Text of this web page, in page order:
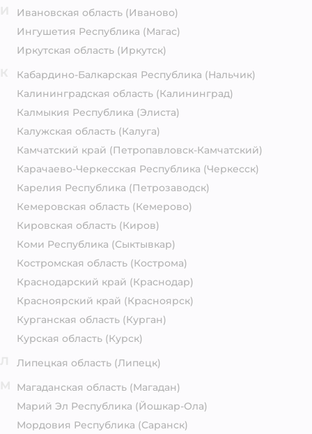
Ивановская область (Иваново)
Ингушетия Республика (Магас)
Иркутская область (Иркутск)
Кабардино-Балкарская Республика (Нальчик)
Калининградская область (Калининград)
Калмыкия Республика (Элиста)
Калужская область (Калуга)
Камчатский край (Петропавловск-Камчатский)
Карачаево-Черкесская Республика (Черкесск)
Карелия Республика (Петрозаводск)
Кемеровская область (Кемерово)
Кировская область (Киров)
Коми Республика (Сыктывкар)
Костромская область (Кострома)
Краснодарский край (Краснодар)
Красноярский край (Красноярск)
Курганская область (Курган)
Курская область (Курск)
Липецкая область (Липецк)
Магаданская область (Магадан)
Марий Эл Республика (Йошкар-Ола)
Мордовия Республика (Саранск)